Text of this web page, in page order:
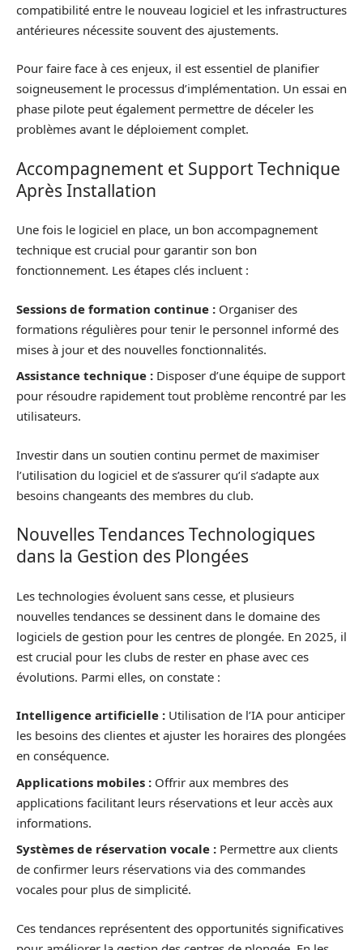
compatibilité entre le nouveau logiciel et les infrastructures
antérieures nécessite souvent des ajustements.
Pour faire face à ces enjeux, il est essentiel de planifier
soigneusement le processus d’implémentation. Un essai en
phase pilote peut également permettre de déceler les
problèmes avant le déploiement complet.
Accompagnement et Support Technique
Après Installation
Une fois le logiciel en place, un bon accompagnement
technique est crucial pour garantir son bon
fonctionnement. Les étapes clés incluent :
Sessions de formation continue : Organiser des
formations régulières pour tenir le personnel informé des
mises à jour et des nouvelles fonctionnalités.
Assistance technique : Disposer d’une équipe de support
pour résoudre rapidement tout problème rencontré par les
utilisateurs.
Investir dans un soutien continu permet de maximiser
l’utilisation du logiciel et de s’assurer qu’il s’adapte aux
besoins changeants des membres du club.
Nouvelles Tendances Technologiques
dans la Gestion des Plongées
Les technologies évoluent sans cesse, et plusieurs
nouvelles tendances se dessinent dans le domaine des
logiciels de gestion pour les centres de plongée. En 2025, il
est crucial pour les clubs de rester en phase avec ces
évolutions. Parmi elles, on constate :
Intelligence artificielle : Utilisation de l’IA pour anticiper
les besoins des clientes et ajuster les horaires des plongées
en conséquence.
Applications mobiles : Offrir aux membres des
applications facilitant leurs réservations et leur accès aux
informations.
Systèmes de réservation vocale : Permettre aux clients
de confirmer leurs réservations via des commandes
vocales pour plus de simplicité.
Ces tendances représentent des opportunités significatives